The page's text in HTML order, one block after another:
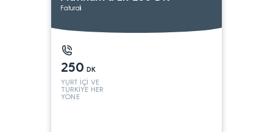
Faturalı
250 DK
YURT İÇİ VE
TÜRKİYE HER
YÖNE